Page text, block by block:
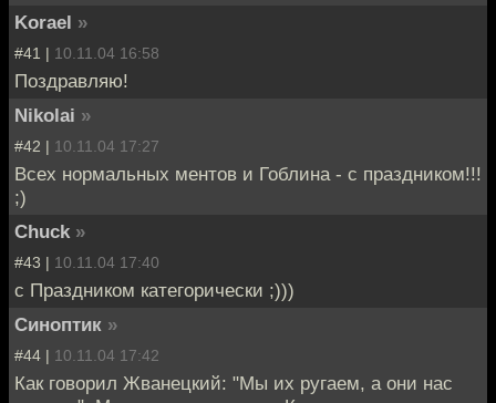
Korael »
#41 | 10.11.04 16:58
Поздравляю!
Nikolai »
#42 | 10.11.04 17:27
Всех нормальных ментов и Гоблина - с праздником!!!
;)
Chuck »
#43 | 10.11.04 17:40
с Праздником категорически ;)))
Синоптик »
#44 | 10.11.04 17:42
Как говорил Жванецкий: "Мы их ругаем, а они нас